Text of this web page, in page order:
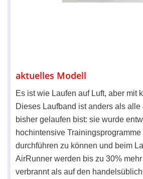
aktuelles Modell
Es ist wie Laufen auf Luft, aber mit
Dieses Laufband ist anders als alle
bisher gelaufen bist: sie wurde
hochintensive Trainingsprogramme
durchführen zu können und beim
AirRunner werden bis zu 30%
verbrannt als auf den